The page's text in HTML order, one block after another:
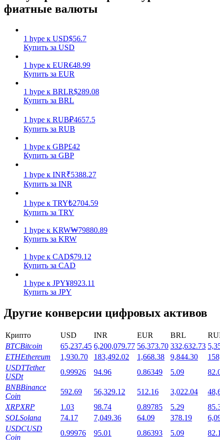
Заработок
Силовая свинья
Получайте конкурентные награды ежедневно
Стейкинг
Высокая прибыль и мгновенный доступ
Launchpool
Гибкая ставка для заработка популярных токенов
фиатные валюты
1 hype к USD$56.7
Купить за USD
1 hype к EUR€48.99
Купить за EUR
1 hype к BRLR$289.08
Купить за BRL
1 hype к RUB₽4657.5
Купить за RUB
1 hype к GBP£42
Купить за GBP
1 hype к INR₹5388.27
Купить за INR
1 hype к TRY₺2704.59
Купить за TRY
1 hype к KRW₩79880.89
Купить за KRW
1 hype к CAD$79.12
Купить за CAD
1 hype к JPY¥8923.11
Купить за JPY
Другие конверсии цифровых активов
Крипто USD INR EUR BRL
BTCBitcoin 65,237.45 6,200,079.77 56,373.70 332,632.73
ETHEthereum 1,930.70 183,492.02 1,668.38 9,844.30
USDTTether
USDt
0.99926 94.96 0.86349 5.09
BNBBinance
Coin
592.69 56,329.12 512.16 3,022.04
XRPXRP 1.03 98.74 0.89785 5.29
SOLSolana 74.17 7,049.36 64.09 378.19
USDCUSD
Coin
0.99976 95.01 0.86393 5.09